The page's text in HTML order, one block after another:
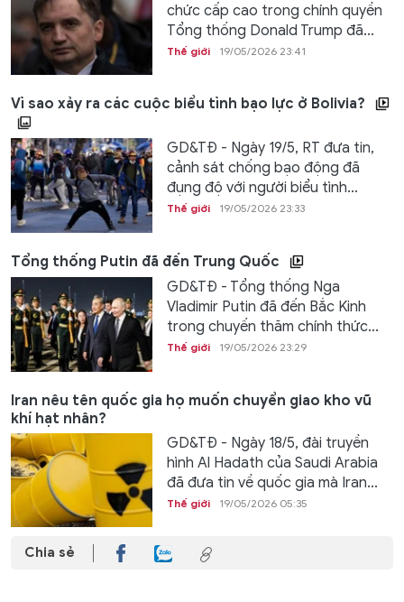
chức cấp cao trong chính quyền
Tổng thống Donald Trump đã...
Thế giới 19/05/2026 23:41
Vì sao xảy ra các cuộc biểu tình bạo lực ở Bolivia?
GD&TĐ - Ngày 19/5, RT đưa tin,
cảnh sát chống bạo động đã
đụng độ với người biểu tình...
Thế giới 19/05/2026 23:33
Tổng thống Putin đã đến Trung Quốc
GD&TĐ - Tổng thống Nga
Vladimir Putin đã đến Bắc Kinh
trong chuyến thăm chính thức...
Thế giới 19/05/2026 23:29
Iran nêu tên quốc gia họ muốn chuyển giao kho vũ
khí hạt nhân?
GD&TĐ - Ngày 18/5, đài truyền
hình Al Hadath của Saudi Arabia
đã đưa tin về quốc gia mà Iran...
Thế giới 19/05/2026 05:35
Chia sẻ